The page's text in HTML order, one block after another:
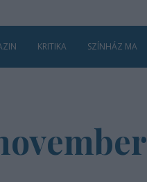
KRITIKA SZÍNHÁZ MA